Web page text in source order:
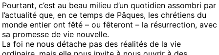
Pourtant, c’est au beau milieu d’un quotidien assombri par
l’actualité que, en ce temps de Pâques, les chrétiens du
monde entier ont fêté – ou fêteront – la résurrection, avec
sa promesse de vie nouvelle.
La foi ne nous détache pas des réalités de la vie